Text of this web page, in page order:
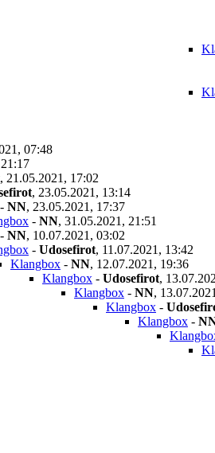
07:48
, 21.05.2021, 17:02
, 23.05.2021, 13:14
- NN, 23.05.2021, 17:37
- NN, 31.05.2021, 21:51
- NN, 10.07.2021, 03:02
- Udosefirot, 11.07.2021, 13:42
Klangbox - NN, 12.07.2021, 19:36
Klangbox - Udosefirot,
Klangbox - NN,
Klangbox -
Klangbox -